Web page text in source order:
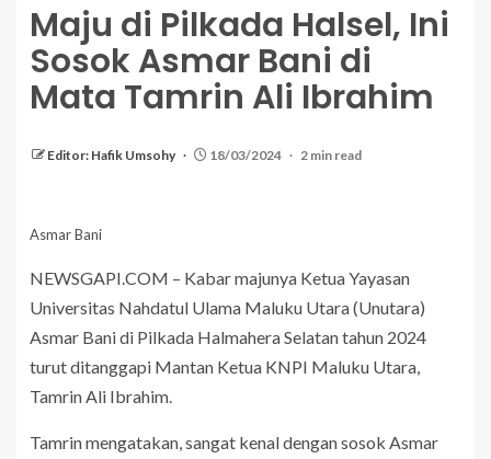
Maju di Pilkada Halsel, Ini
Sosok Asmar Bani di
Mata Tamrin Ali Ibrahim
Editor: Hafik Umsohy 18/03/2024 2 min read
Asmar Bani
NEWSGAPI.COM – Kabar majunya Ketua Yayasan
Universitas Nahdatul Ulama Maluku Utara (Unutara)
Asmar Bani di Pilkada Halmahera Selatan tahun 2024
turut ditanggapi Mantan Ketua KNPI Maluku Utara,
Tamrin Ali Ibrahim.
Tamrin mengatakan, sangat kenal dengan sosok Asmar